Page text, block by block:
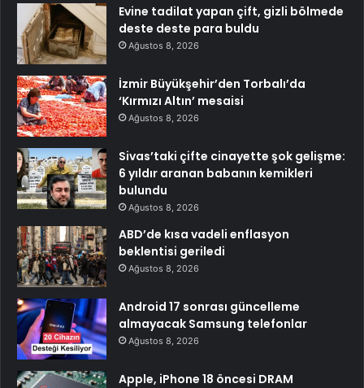
Evine tadilat yapan çift, gizli bölmede
deste deste para buldu
Ağustos 8, 2026
İzmir Büyükşehir’den Torbalı’da
‘Kırmızı Altın’ mesaisi
Ağustos 8, 2026
Sivas’taki çifte cinayette şok gelişme:
6 yıldır aranan babanın kemikleri
bulundu
Ağustos 8, 2026
ABD’de kısa vadeli enflasyon
beklentisi geriledi
Ağustos 8, 2026
Android 17 sonrası güncelleme
almayacak Samsung telefonlar
Ağustos 8, 2026
Apple, iPhone 18 öncesi DRAM